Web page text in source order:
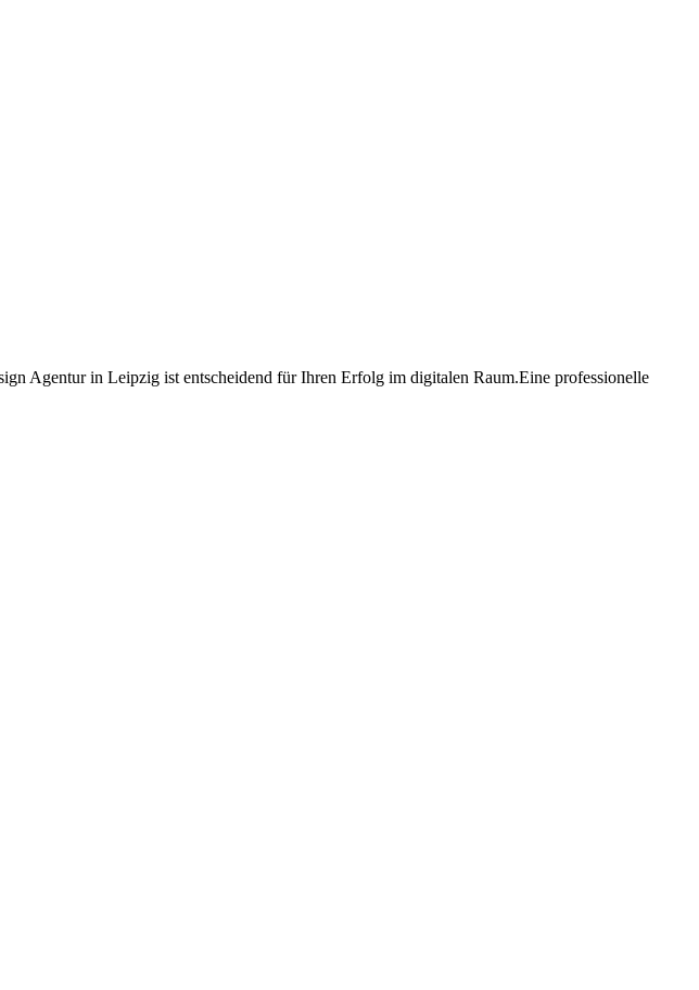
Agentur in Leipzig ist entscheidend für Ihren Erfolg im digitalen Raum.Eine professionelle